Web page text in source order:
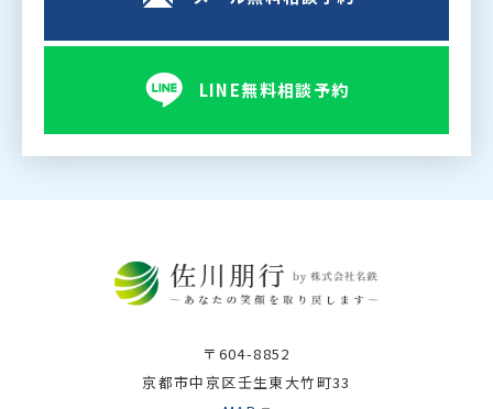
LINE無料相談予約
〒604-8852
京都市中京区壬生東大竹町33